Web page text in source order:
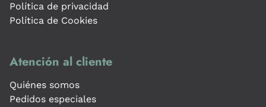
Política de privacidad
Política de Cookies
Atención al cliente
Quiénes somos
Pedidos especiales